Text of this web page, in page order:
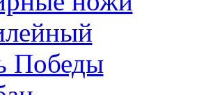
Победы